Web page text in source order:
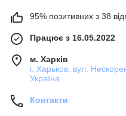
95% позитивних з 38
Працює з 16.05.2022
м. Харків
г. Харьков, вул.
Україна
Контакти